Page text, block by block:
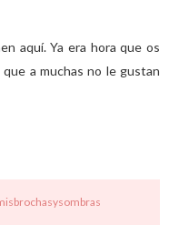
aquí. Ya era hora que os
a muchas no le gustan